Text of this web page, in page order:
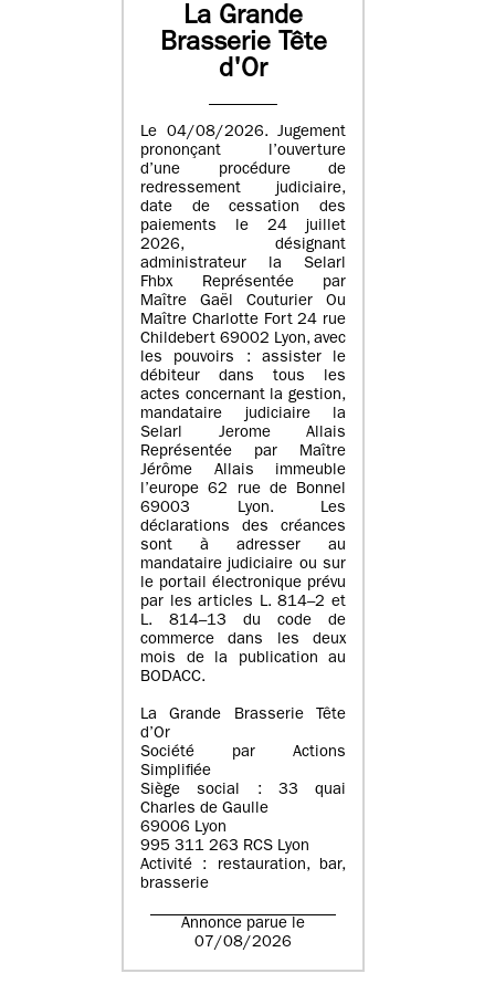
La Grande
Brasserie Tête
d'Or
Le 04/08/2026. Jugement
prononçant l’ouverture
d’une procédure de
redressement judiciaire,
date de cessation des
paiements le 24 juillet
2026, désignant
administrateur la Selarl
Fhbx Représentée par
Maître Gaël Couturier Ou
Maître Charlotte Fort 24 rue
Childebert 69002 Lyon, avec
les pouvoirs : assister le
débiteur dans tous les
actes concernant la gestion,
mandataire judiciaire la
Selarl Jerome Allais
Représentée par Maître
Jérôme Allais immeuble
l’europe 62 rue de Bonnel
69003 Lyon. Les
déclarations des créances
sont à adresser au
mandataire judiciaire ou sur
le portail électronique prévu
par les articles L. 814–2 et
L. 814–13 du code de
commerce dans les deux
mois de la publication au
BODACC.
La Grande Brasserie Tête
d’Or
Société par Actions
Simplifiée
Siège social : 33 quai
Charles de Gaulle
69006 Lyon
995 311 263 RCS Lyon
Activité : restauration, bar,
brasserie
Annonce parue le
07/08/2026